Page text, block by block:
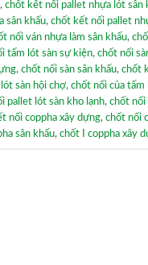
, chốt kết nối pallet nhựa lót sân
sân khấu, chốt kết nối pallet
nối ván nhựa làm sân khấu,
tấm lót sàn sự kiện, chốt nối
, chốt nối sàn sân khấu, chốt
sàn hội chợ, chốt nối của tấm
pallet lót sàn kho lạnh, chốt nối
nối coppha xây dựng, chốt nối
sân khấu, chốt I coppha xây